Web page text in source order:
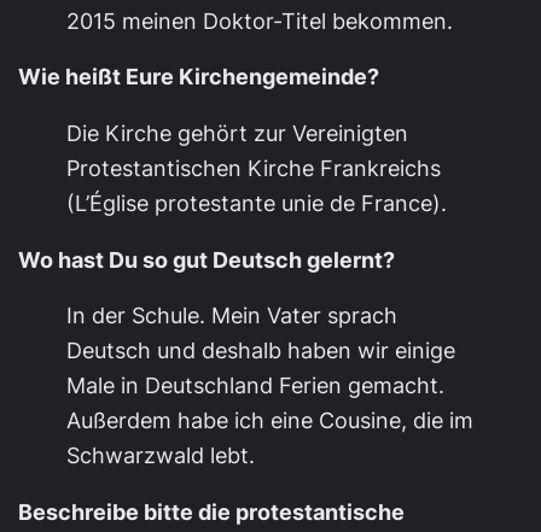
2015 meinen Doktor-Titel bekommen.
Wie heißt Eure Kirchengemeinde?
Die Kirche gehört zur Vereinigten
Protestantischen Kirche Frankreichs
(L’Église protestante unie de France).
Wo hast Du so gut Deutsch gelernt?
In der Schule. Mein Vater sprach
Deutsch und deshalb haben wir einige
Male in Deutschland Ferien gemacht.
Außerdem habe ich eine Cousine, die im
Schwarzwald lebt.
Beschreibe bitte die protestantische